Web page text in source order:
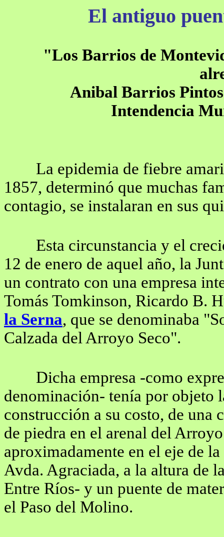
El antiguo
"Los Barrios de
Anibal Barrios
Intendencia
La epidemia de fiebre
1857, determinó que muchas
contagio, se instalaran en sus
Esta circunstancia y el
12 de enero de aquel año, la
un contrato con una empresa
Tomás Tomkinson, Ricardo B.
la Serna, que se denominaba
Calzada del Arroyo Seco".
Dicha empresa -como
denominación- tenía por objeto
construcción a su costo, de una
de piedra en el arenal del
aproximadamente en el eje de
Avda. Agraciada, a la altura de
Entre Ríos- y un puente de
el Paso del Molino.